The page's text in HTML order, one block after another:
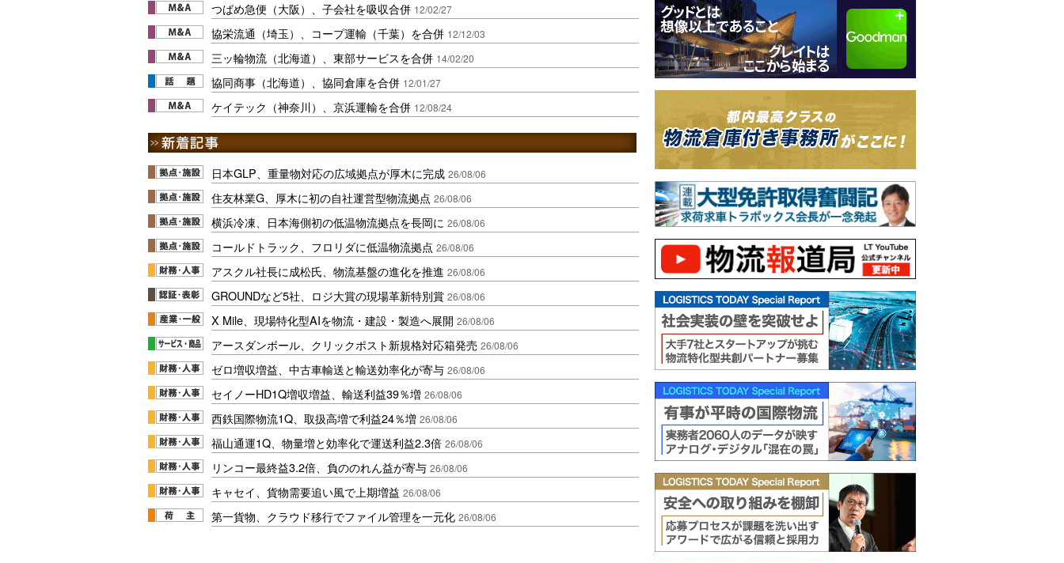
つばめ急便（大阪）、子会社を吸収合併 12/02/27
協栄流通（埼玉）、コープ運輸（千葉）を合併 12/12/03
三ッ輪物流（北海道）、東部サービスを合併 14/02/20
協同商事（北海道）、協同倉庫を合併 12/01/27
ケイテック（神奈川）、京浜運輸を合併 12/08/24
日本GLP、重量物対応の広域拠点が厚木に完成 26/08/06
住友林業G、厚木に初の自社運営型物流拠点 26/08/06
横浜冷凍、日本海側初の低温物流拠点を長岡に 26/08/06
コールドトラック、フロリダに低温物流拠点 26/08/06
アスクル社長に成松氏、物流基盤の進化を推進 26/08/06
GROUNDなど5社、ロジ大賞の現場革新特別賞 26/08/06
X Mile、現場特化型AIを物流・建設・製造へ展開 26/08/06
アースダンボール、クリックポスト新規格対応箱発売 26/08/06
ゼロ増収増益、中古車輸送と輸送効率化が寄与 26/08/06
セイノーHD1Q増収増益、輸送利益39％増 26/08/06
西鉄国際物流1Q、取扱高増で利益24％増 26/08/06
福山通運1Q、物量増と効率化で運送利益2.3倍 26/08/06
リンコー最終益3.2倍、負ののれん益が寄与 26/08/06
キャセイ、貨物需要追い風で上期増益 26/08/06
第一貨物、クラウド移行でファイル管理を一元化 26/08/06